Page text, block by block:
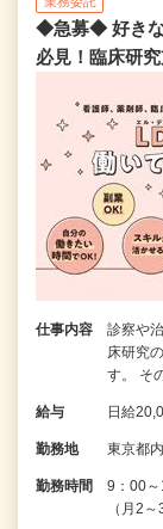
◆急募◆ 好きな
必見！臨床研
仕事内容
診察や
床研究
す。 そ
給与 日給
勤務地 東京都
勤務時間
9：00
（月2